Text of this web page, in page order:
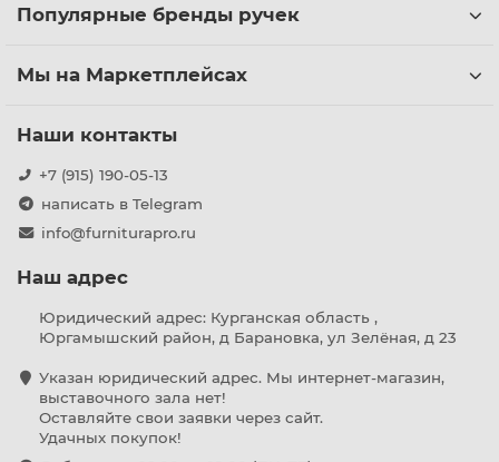
Популярные бренды ручек
Мы на Маркетплейсах
Наши контакты
+7 (915) 190-05-13
написать в Telegram
info@furniturapro.ru
Наш адрес
Юридический адрес: Курганская область ,
Юргамышский район, д Барановка, ул Зелёная, д 23
Указан юридический адрес. Мы интернет-магазин,
выставочного зала нет!
Оставляйте свои заявки через сайт.
Удачных покупок!